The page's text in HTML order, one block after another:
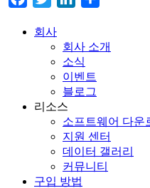
회사
회사 소개
소식
이벤트
블로그
리소스
소프트웨어 다운
지원 센터
데이터 갤러리
커뮤니티
구입 방법